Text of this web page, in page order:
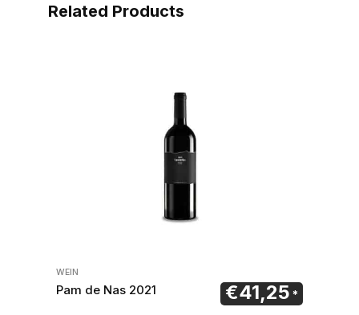
Related Products
WEIN
Pam de Nas 2021 €41,25